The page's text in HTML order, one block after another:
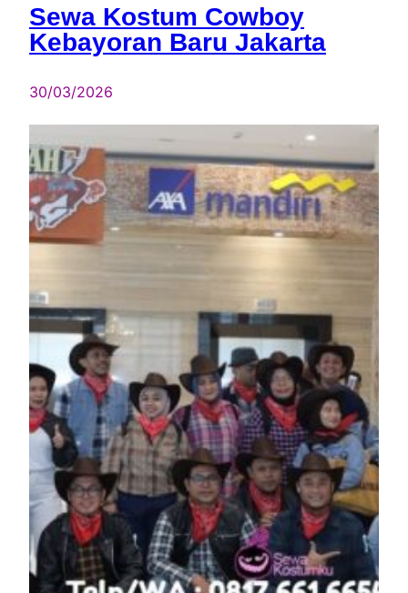
Sewa Kostum Cowboy
Kebayoran Baru Jakarta
30/03/2026